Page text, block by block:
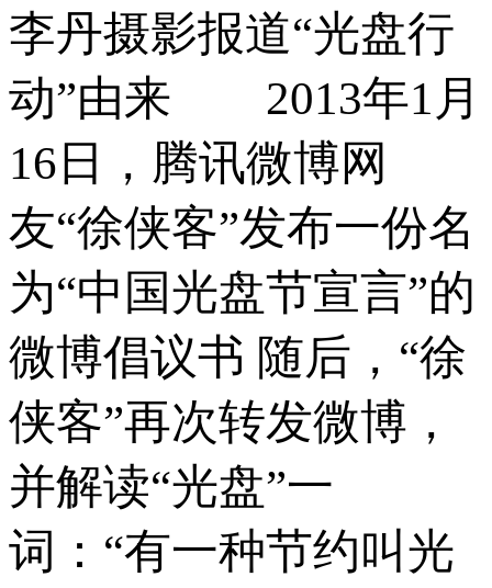
李丹摄影报道“光盘行
动”由来 2013年1月
16日，腾讯微博网
友“徐侠客”发布一份名
为“中国光盘节宣言”的
微博倡议书 随后，“徐
侠客”再次转发微博，
并解读“光盘”一
词：“有一种节约叫光